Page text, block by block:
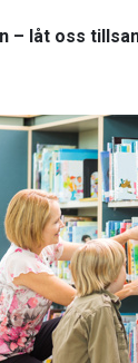
– låt oss